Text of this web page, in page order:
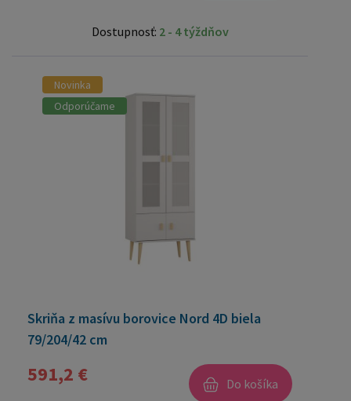
Dostupnosť: 2 - 4 týždňov
Novinka
Odporúčame
Skriňa z masívu borovice Nord 4D biela
79/204/42 cm
591,2 € Do košíka